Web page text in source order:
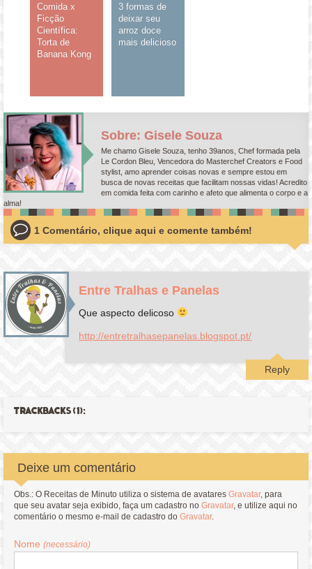
Comida x
Ficção
Científica:
Torta de
Banana Kong
3 formas de
deixar seu
arroz doce
mais delicioso
Sobre: Gisele Souza
Me chamo Gisele Souza, tenho 39anos, Chef formada pela
Le Cordon Bleu, Vencedora do Masterchef Creators e Food
stylist, amo aprender coisas novas e sempre estou em
busca de novas receitas que facilitam nossas vidas! Acredito
em comida feita com carinho e afeto que alimenta o corpo e a
alma!
1 Comentário, clique aqui e comente também!
Entre Tralhas e Panelas
Que aspecto delicoso
http://entretralhasepanelas.blogspot.pt/
Reply
TRACKBACKS (1):
Deixe um comentário
Obs.: O Receitas de Minuto utiliza o sistema de avataresGravatar, para
que seu avatar seja exibido, faça um cadastro noGravatar, e utilize aqui no
comentário o mesmo e-mail de cadastro doGravatar.
Nome(necessário)